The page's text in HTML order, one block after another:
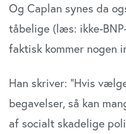
Og Caplan synes da
tåbelige (læs: ikke-
faktisk kommer nogen
Han skriver: ”Hvis
begavelser, så kan
af socialt skadelige